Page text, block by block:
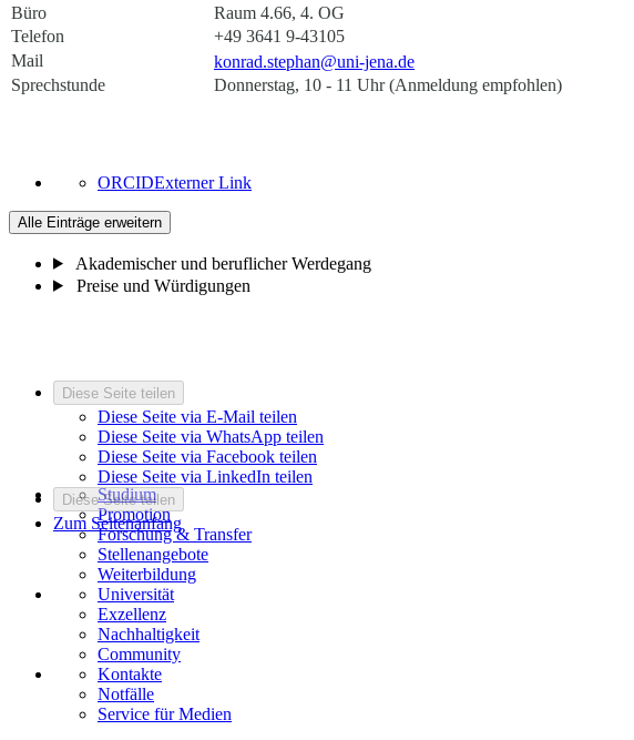
Büro
Raum 4.66, 4. OG
Telefon
+49 3641 9-43105
Mail
konrad.stephan@uni-jena.de
Sprechstunde
Donnerstag, 10 - 11 Uhr (Anmeldung empfohlen)
ORCIDExterner Link
Alle Einträge erweitern
Akademischer und beruflicher Werdegang
Preise und Würdigungen
Diese Seite teilen
Diese Seite via E-Mail teilen
Diese Seite via WhatsApp teilen
Diese Seite via Facebook teilen
Diese Seite via LinkedIn teilen
Diese Seite teilen
Zum Seitenanfang
Studium
Promotion
Forschung & Transfer
Stellenangebote
Weiterbildung
Universität
Exzellenz
Nachhaltigkeit
Community
Kontakte
Notfälle
Service für Medien